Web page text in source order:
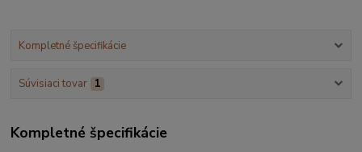
Kompletné špecifikácie
Súvisiaci tovar 1
Kompletné špecifikácie